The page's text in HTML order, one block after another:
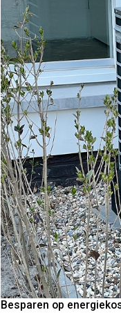
Besparen op